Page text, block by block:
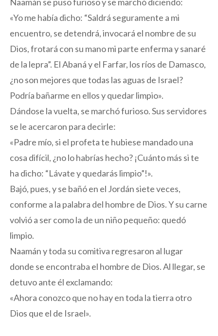
«Yo me había dicho: “Saldrá seguramente a mi
encuentro, se detendrá, invocará el nombre de su
Dios, frotará con su mano mi parte enferma y sanaré
de la lepra”. El Abaná y el Farfar, los ríos de Damasco,
¿no son mejores que todas las aguas de Israel?
Podría bañarme en ellos y quedar limpio».
Dándose la vuelta, se marchó furioso. Sus servidores
se le acercaron para decirle:
«Padre mío, si el profeta te hubiese mandado una
cosa difícil, ¿no lo habrías hecho? ¡Cuánto más si te
ha dicho: “Lávate y quedarás limpio”!».
Bajó, pues, y se bañó en el Jordán siete veces,
conforme a la palabra del hombre de Dios. Y su carne
volvió a ser como la de un niño pequeño: quedó
limpio.
Naamán y toda su comitiva regresaron al lugar
donde se encontraba el hombre de Dios. Al llegar, se
detuvo ante él exclamando:
«Ahora conozco que no hay en toda la tierra otro
Dios que el de Israel».